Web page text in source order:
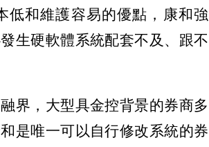
低和維護容易的優點，康和強
生硬軟體系統配套不及、跟不
界，大型具金控背景的券商多
是唯一可以自行修改系統的券